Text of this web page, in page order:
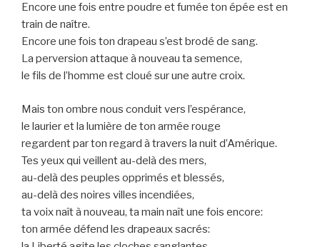
Encore une fois entre poudre et fumée ton épée est en
train de naître.
Encore une fois ton drapeau s’est brodé de sang.
La perversion attaque à nouveau ta semence,
le fils de l’homme est cloué sur une autre croix.
Mais ton ombre nous conduit vers l’espérance,
le laurier et la lumière de ton armée rouge
regardent par ton regard à travers la nuit d’Amérique.
Tes yeux qui veillent au-delà des mers,
au-delà des peuples opprimés et blessés,
au-delà des noires villes incendiées,
ta voix naît à nouveau, ta main naît une fois encore:
ton armée défend les drapeaux sacrés: